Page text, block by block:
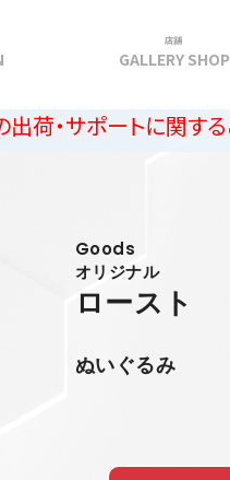
店舗
GALLERY SHOP
に関するご案内
Goods
オリジナル
ロースト
ぬいぐるみ